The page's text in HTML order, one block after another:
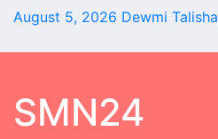
August 5, 2026 Dewmi Talisha
SMN24